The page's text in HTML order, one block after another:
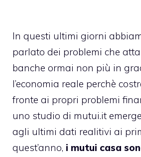
In questi ultimi giorni
parlato dei problemi che
banche ormai non più in
l’economia reale perchè
fronte ai propri problemi
uno studio di mutui.it
agli ultimi dati realitivi ai
quest’anno, i mutui casa